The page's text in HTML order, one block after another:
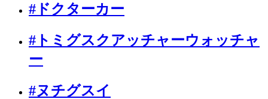
#ドクターカー
#トミグスクアッチャーウォッチャ
ー
#ヌチグスイ